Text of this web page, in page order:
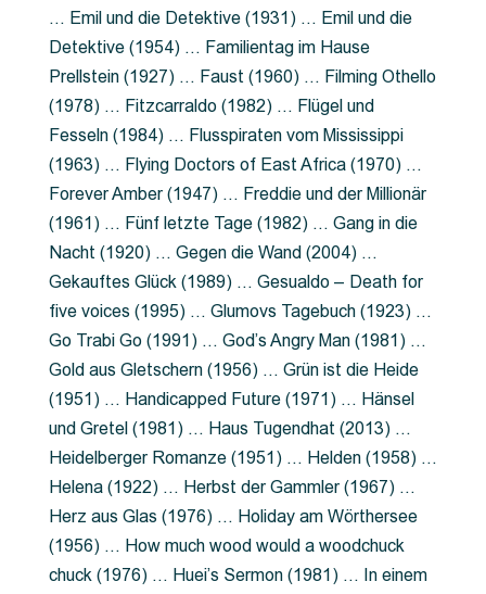
… Emil und die Detektive (1931) … Emil und die
Detektive (1954) … Familientag im Hause
Prellstein (1927) … Faust (1960) … Filming Othello
(1978) … Fitzcarraldo (1982) … Flügel und
Fesseln (1984) … Flusspiraten vom Mississippi
(1963) … Flying Doctors of East Africa (1970) …
Forever Amber (1947) … Freddie und der Millionär
(1961) … Fünf letzte Tage (1982) … Gang in die
Nacht (1920) … Gegen die Wand (2004) …
Gekauftes Glück (1989) … Gesualdo – Death for
five voices (1995) … Glumovs Tagebuch (1923) …
Go Trabi Go (1991) … God’s Angry Man (1981) …
Gold aus Gletschern (1956) … Grün ist die Heide
(1951) … Handicapped Future (1971) … Hänsel
und Gretel (1981) … Haus Tugendhat (2013) …
Heidelberger Romanze (1951) … Helden (1958) …
Helena (1922) … Herbst der Gammler (1967) …
Herz aus Glas (1976) … Holiday am Wörthersee
(1956) … How much wood would a woodchuck
chuck (1976) … Huei’s Sermon (1981) … In einem